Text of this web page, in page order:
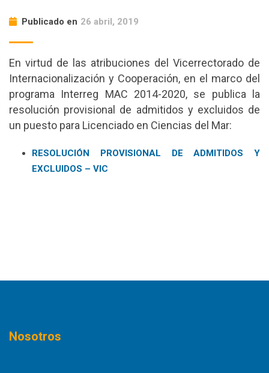
Publicado en 26 abril, 2019
En virtud de las atribuciones del Vicerrectorado de
Internacionalización y Cooperación, en el marco del
programa Interreg MAC 2014-2020, se publica la
resolución provisional de admitidos y excluidos de
un puesto para Licenciado en Ciencias del Mar:
RESOLUCIÓN PROVISIONAL DE ADMITIDOS Y
EXCLUIDOS – VIC
Nosotros